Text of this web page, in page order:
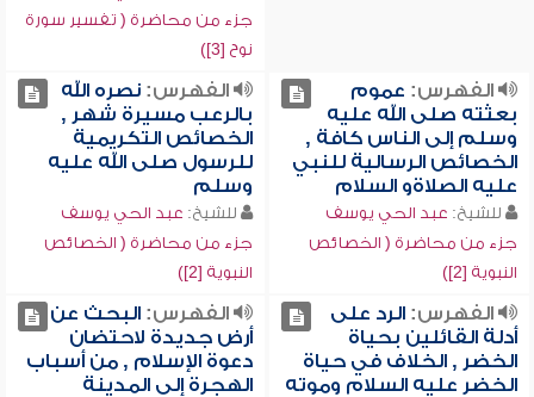
جزء من محاضرة ( تفسير سورة
نوح [3])
الفهرس: عموم
بعثته صلى الله عليه
وسلم إلى الناس كافة ,
الخصائص الرسالية للنبي
عليه الصلاةو السلام
للشيخ: عبد الحي يوسف
جزء من محاضرة ( الخصائص
النبوية [2])
الفهرس:نصره الله
بالرعب مسيرة شهر ,
الخصائص التكريمية
للرسول صلى الله عليه
وسلم
للشيخ: عبد الحي يوسف
جزء من محاضرة ( الخصائص
النبوية [2])
الفهرس:الرد على
أدلة القائلين بحياة
الخضر , الخلاف في حياة
الخضر عليه السلام وموته
الفهرس:البحث عن
أرض جديدة لاحتضان
دعوة الإسلام , من أسباب
الهجرة إلى المدينة